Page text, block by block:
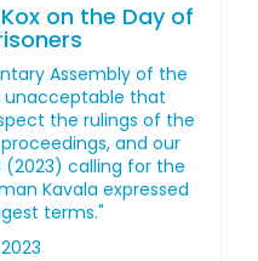
on the Day of
Assembly of the
unacceptable that
the rulings of the
and our
(2023) calling for the
Kavala expressed
terms."